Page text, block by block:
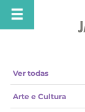
Ver todas
Arte e Cultura